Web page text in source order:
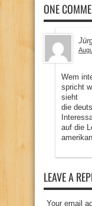
ONE
Wem
spricht
sieht
die
auf die
LEAVE A
Your email